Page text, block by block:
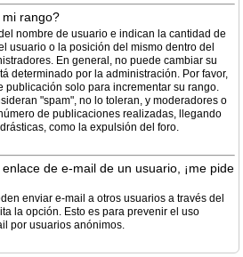
rango?
nombre de usuario e indican la cantidad de
usuario o la posición del mismo dentro del
En general, no puede cambiar su
determinado por la administración. Por favor,
publicación solo para incrementar su rango.
"spam", no lo toleran, y moderadores o
de publicaciones realizadas, llegando
como la expulsión del foro.
de e-mail de un usuario, ¡me pide
enviar e-mail a otros usuarios a través del
la opción. Esto es para prevenir el uso
por usuarios anónimos.